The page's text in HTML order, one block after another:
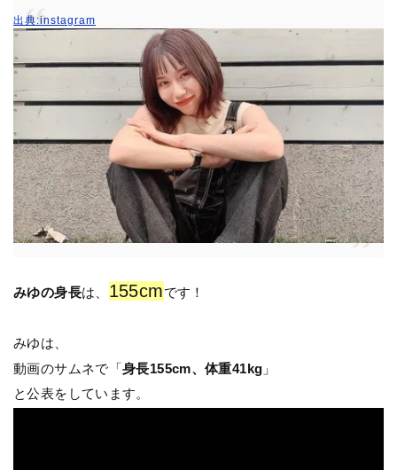
出典:instagram
みゆの身長は、 155cmです！
みゆは、
動画のサムネで「身長155cm、体重41kg 」
と公表をしています。